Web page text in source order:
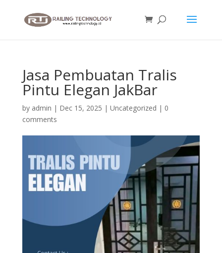
Jasa Pembuatan Tralis
Pintu Elegan JakBar
by admin | Dec 15, 2025 | Uncategorized | 0
comments